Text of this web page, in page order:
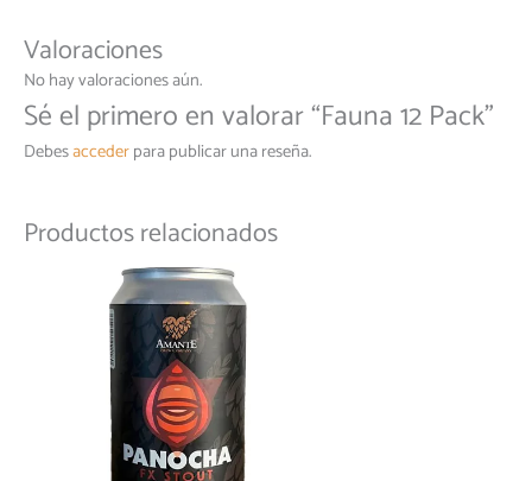
Valoraciones
No hay valoraciones aún.
Sé el primero en valorar “Fauna 12 Pack”
Debesaccederpara publicar una reseña.
Productos relacionados